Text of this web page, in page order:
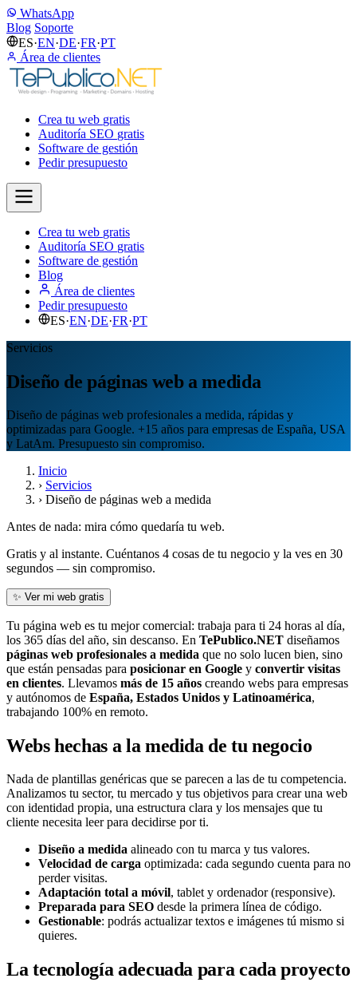
WhatsApp
Blog Soporte
ES·EN·DE·FR·PT
Área de clientes
Crea tu web gratis
Auditoría SEO gratis
Software de gestión
Pedir presupuesto
Crea tu web gratis
Auditoría SEO gratis
Software de gestión
Blog
Área de clientes
Pedir presupuesto
ES·EN·DE·FR·PT
Servicios
Diseño de páginas web a medida
Diseño de páginas web profesionales a medida, rápidas y
optimizadas para Google. +15 años para empresas de España, USA
y LatAm. Presupuesto sin compromiso.
Inicio
› Servicios
› Diseño de páginas web a medida
Antes de nada: mira cómo quedaría tu web.
Gratis y al instante. Cuéntanos 4 cosas de tu negocio y la ves en 30
segundos — sin compromiso.
✨ Ver mi web gratis
Tu página web es tu mejor comercial: trabaja para ti 24 horas al día,
los 365 días del año, sin descanso. En TePublico.NET diseñamos
páginas web profesionales a medida que no solo lucen bien, sino
que están pensadas para posicionar en Google y convertir visitas
en clientes. Llevamos más de 15 años creando webs para empresas
y autónomos de España, Estados Unidos y Latinoamérica,
trabajando 100% en remoto.
Webs hechas a la medida de tu negocio
Nada de plantillas genéricas que se parecen a las de tu competencia.
Analizamos tu sector, tu mercado y tus objetivos para crear una web
con identidad propia, una estructura clara y los mensajes que tu
cliente necesita leer para decidirse por ti.
Diseño a medida alineado con tu marca y tus valores.
Velocidad de carga optimizada: cada segundo cuenta para no
perder visitas.
Adaptación total a móvil, tablet y ordenador (responsive).
Preparada para SEO desde la primera línea de código.
Gestionable: podrás actualizar textos e imágenes tú mismo si
quieres.
La tecnología adecuada para cada proyecto